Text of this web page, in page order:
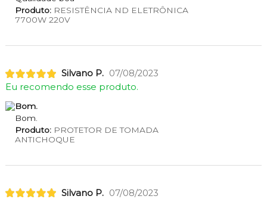
Produto:RESISTÊNCIA ND ELETRÔNICA
7700W 220V
Silvano P. 07/08/2023
Eu recomendo esse produto.
Bom.
Bom.
Produto:PROTETOR DE TOMADA
ANTICHOQUE
Silvano P. 07/08/2023